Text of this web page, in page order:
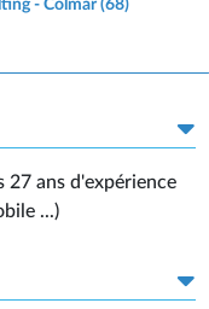
- Colmar (68)
27 ans d'expérience
...)